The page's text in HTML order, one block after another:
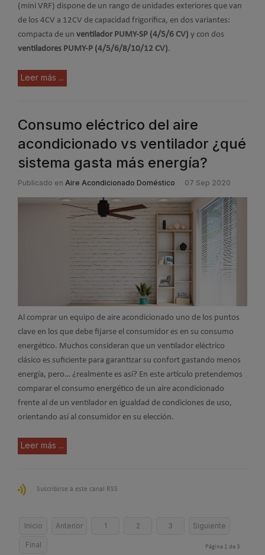
(mini VRF) dispone de un rango de unidades exteriores que van
de los 4CV a 12CV de capacidad frigorífica, en dos variantes:
compacta de un ventilador PUMY-SP (4/5/6 CV) y con dos
ventiladores PUMY-P (4/5/6/8/10/12 CV).
Leer más ...
Consumo eléctrico del aire
acondicionado vs ventilador ¿qué
sistema gasta más energía?
Publicado en Aire Acondicionado Doméstico 07 Sep 2020
Al comprar un equipo de aire acondicionado uno de los puntos
clave en los que debe fijarse el consumidor es en su consumo
energético. Muchos consideran que un ventilador eléctrico
clásico es suficiente para garantizar su confort gastando menos
energía, pero… ¿realmente es así? En este artículo pretendemos
comparar el consumo energético de un aire acondicionado
frente al de un ventilador en igualdad de condiciones de uso,
orientando así al consumidor en su elección.
Leer más ...
Suscribirse a este canal RSS
Inicio Anterior 1 2 3 Siguiente
Final Página 1 de 3